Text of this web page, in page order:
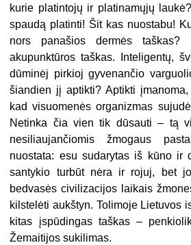
kurie platintojų ir platinamųjų
spaudą platinti! Šit kas nuostabu!
nors panašios dermės
akupunktūros taškas. Inteligentų,
dūminėj pirkioj gyvenančio
šiandien jį aptikti? Aptikti
kad visuomenės organizmas
Netinka čia vien tik dūsauti – tą
nesiliaujančiomis žmogaus
nuostata: esu sudarytas iš kūno ir
santykio turbūt nėra ir rojuj, bet
bedvasės civilizacijos laikais
kilstelėti aukštyn. Tolimoje Lietuvos
kitas įspūdingas taškas –
Žemaitijos sukilimas.